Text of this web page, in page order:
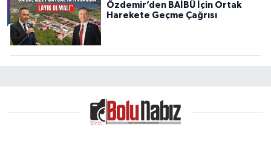
Karamanlı Mahallesi, Stadyum Caddesi, No:39 A Merkez Bolu
0 (374) 217 05 75
Özdemir’den BAİBÜ İçin Ortak
Harekete Geçme Çağrısı